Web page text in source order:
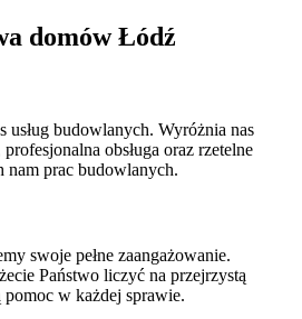
domów Łódź
usług budowlanych. Wyróżnia nas
obsługa oraz rzetelne
nam prac budowlanych.
swoje pełne zaangażowanie.
Państwo liczyć na przejrzystą
w każdej sprawie.